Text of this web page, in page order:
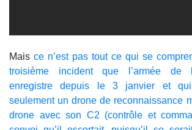
Mais ce n’est pas tout ce qui se
troisième incident que l’armée de
enregistre depuis le 3 janvier et
seulement un drone de reconnaissance
drone avec son C2 (contrôle et